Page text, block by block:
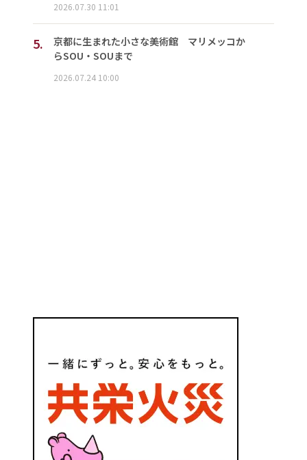
2026.07.30 11:01
5.
京都に生まれた小さな美術館 マリメッコか
らSOU・SOUまで
2026.07.24 10:00